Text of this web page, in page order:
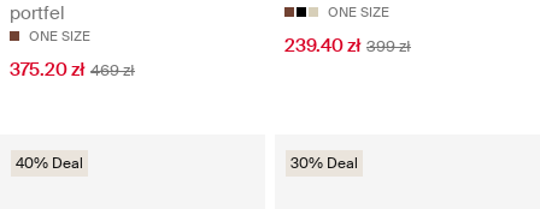
portfel
ONE SIZE
375.20 zł 469 zł
ONE SIZE
239.40 zł 399 zł
40% Deal 30% Deal